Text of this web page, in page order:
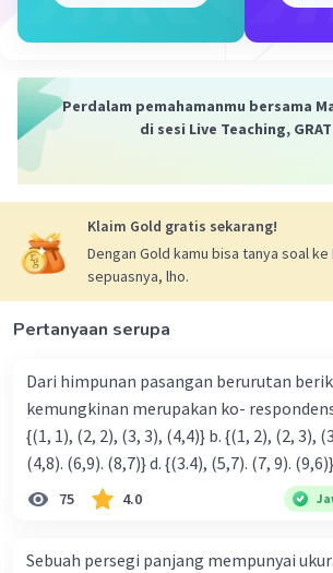
Perdalam pemahamanmu bersama
di sesi Live Teaching,
Klaim Gold gratis sekarang!
Dengan Gold kamu bisa tanya soal ke
sepuasnya, lho.
Pertanyaan serupa
Dari himpunan pasangan berurutan
kemungkinan merupakan ko- respondensi satu-satu? a.
{(1, 1), (2, 2), (3, 3), (4,4)} b. {(1, 2), (2, 3), (3, 4). (4,5)} c. {(2,7).
(4,8). (6,9). (8,7)} d. {(3.4), (5,7). (7, 9). (9,6)}
75 4.0
Sebuah persegi panjang mempunyai